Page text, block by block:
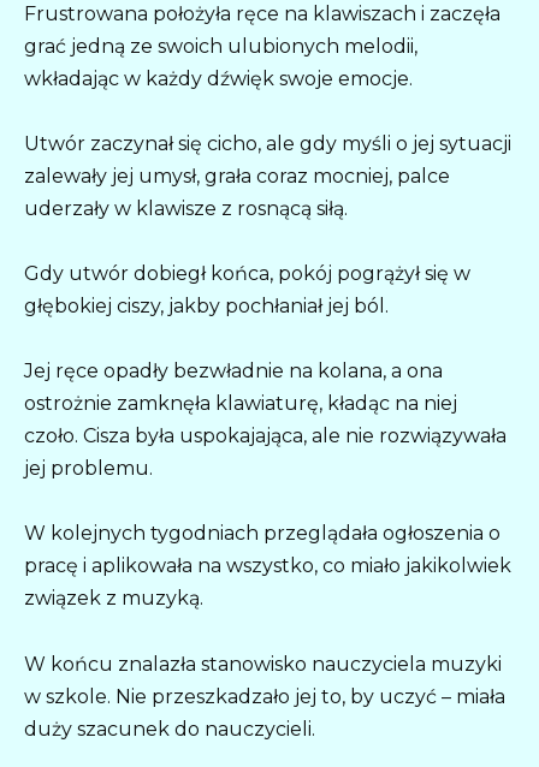
Frustrowana położyła ręce na klawiszach i zaczęła
grać jedną ze swoich ulubionych melodii,
wkładając w każdy dźwięk swoje emocje.
Utwór zaczynał się cicho, ale gdy myśli o jej sytuacji
zalewały jej umysł, grała coraz mocniej, palce
uderzały w klawisze z rosnącą siłą.
Gdy utwór dobiegł końca, pokój pogrążył się w
głębokiej ciszy, jakby pochłaniał jej ból.
Jej ręce opadły bezwładnie na kolana, a ona
ostrożnie zamknęła klawiaturę, kładąc na niej
czoło. Cisza była uspokajająca, ale nie rozwiązywała
jej problemu.
W kolejnych tygodniach przeglądała ogłoszenia o
pracę i aplikowała na wszystko, co miało jakikolwiek
związek z muzyką.
W końcu znalazła stanowisko nauczyciela muzyki
w szkole. Nie przeszkadzało jej to, by uczyć – miała
duży szacunek do nauczycieli.